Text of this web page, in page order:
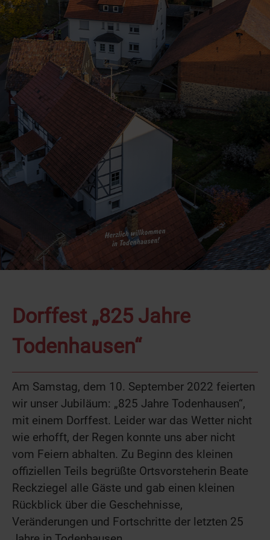
Dorffest „825 Jahre
Todenhausen“
Am Samstag, dem 10. September 2022 feierten
wir unser Jubiläum: „825 Jahre Todenhausen“,
mit einem Dorffest. Leider war das Wetter nicht
wie erhofft, der Regen konnte uns aber nicht
vom Feiern abhalten. Zu Beginn des kleinen
offiziellen Teils begrüßte Ortsvorsteherin Beate
Reckziegel alle Gäste und gab einen kleinen
Rückblick über die Geschehnisse,
Veränderungen und Fortschritte der letzten 25